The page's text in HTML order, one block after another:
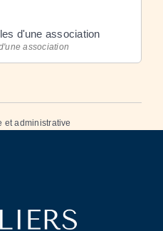
d'une association
association
et administrative